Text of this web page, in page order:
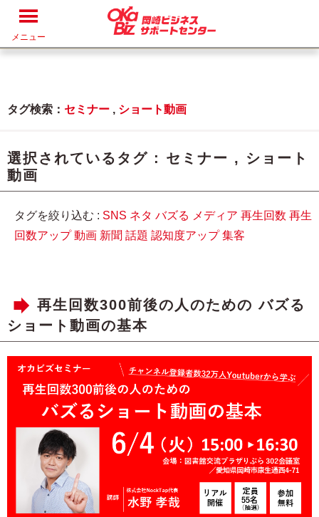
メニュー
タグ検索： セミナー , ショート動画
選択されているタグ : セミナー , ショート
動画
タグを絞り込む : SNS ネタ バズる メディア 再生回数 再生
回数アップ 動画 新聞 話題 認知度アップ 集客
再生回数300前後の人のための バズる
ショート動画の基本